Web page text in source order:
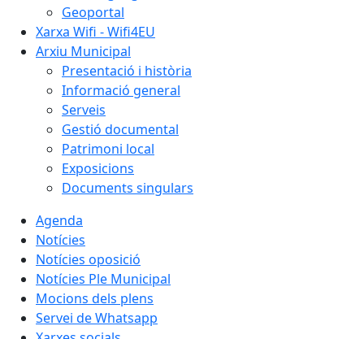
Geoportal
Xarxa Wifi - Wifi4EU
Arxiu Municipal
Presentació i història
Informació general
Serveis
Gestió documental
Patrimoni local
Exposicions
Documents singulars
Agenda
Notícies
Notícies oposició
Notícies Ple Municipal
Mocions dels plens
Servei de Whatsapp